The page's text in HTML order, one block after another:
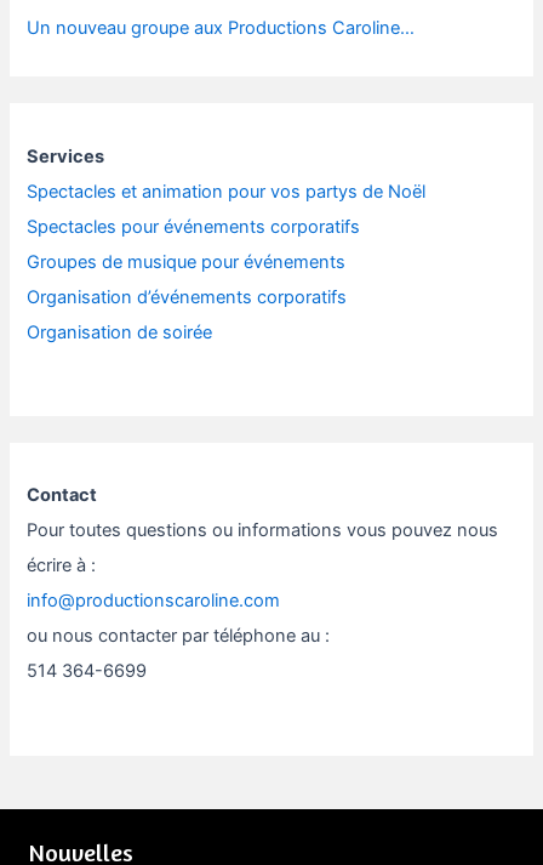
Un nouveau groupe aux Productions Caroline…
Services
Spectacles et animation pour vos partys de Noël
Spectacles pour événements corporatifs
Groupes de musique pour événements
Organisation d’événements corporatifs
Organisation de soirée
Contact
Pour toutes questions ou informations vous pouvez nous
écrire à :
info@productionscaroline.com
ou nous contacter par téléphone au :
514 364-6699
Nouvelles